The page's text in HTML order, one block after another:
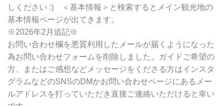
しください :) ＜基本情報＞と検索するとメイン観光地の
基本情報ページが出てきます。
※2026年2月追記※
お問い合わせ欄を悪質利用したメールが届くようになった
為お問い合わせフォームを削除しました。ガイドご希望の
方、またはご感想などメッセージをくださる方はインスタ
グラムなどのSNSのDMかお問い合わせページにあるメー
ルアドレスを打っていただき直接ご連絡いただけると幸い